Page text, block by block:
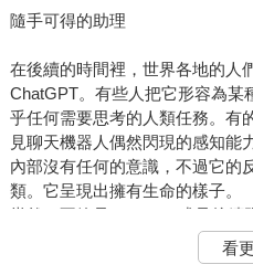
隨手可得的助理
在後續的時間裡，世界各地的人
ChatGPT。有些人把它形容為某
乎任何需要思考的人類任務。有
見聊天機器人偶然閃現的感知能
內部沒有任何的意識，不過它的
類。它呈現出擁有生命的樣子。
當然，不管是ChatGPT或是後
如Bing、Bard、Claude和Pi，都
說的話無法有認知層面的理解，
看